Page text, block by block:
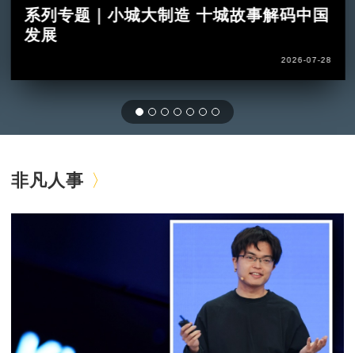
系列专题｜小城大制造 十城故事解码中国
发展
2026-07-28
非凡人事